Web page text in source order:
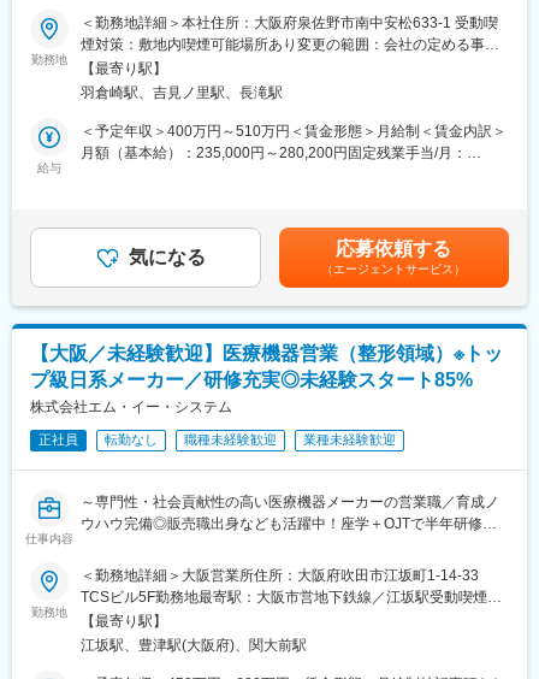
士・施工管理技士などの取得を積極サポートします。
■本ポジションの魅力・やりがい
・MRI室の電磁対策や病室の酸素アウトレット設置など一般建築
成を見届ける達成感は大きく、「いのちを守る人を支える環境づ
くり」に直接貢献できます。
るほか、プロジェクトマネジメント（CM）領域にも挑戦可能。大
規模案件の責任者、技術指導など将来的なキャリアの幅も広いで
す。
■募集背景
・医療機関の建替え・増改築が全国的に増加し、医療×建築に特化
した工事ニーズが拡大。専門性の高い「MF技術工事部」を強化
し、10名から30名体制を目指すため施工管理の経験者を募集しま
す。
＝求人のポイント＝
◇スポーツ領域／新市場の商品企画に挑戦
◇ゼロから形にする開発／裁量大きく推進できる
◇OEM・海外連携あり／グローバルな経験を獲得
■業務内容：
医療分野で培った知見をもとに、スポーツ・ウェルネス・アパレ
ル領域の新規商品開発を推進していきます。
◇市場リサーチ／競合調査／トレンド把握
◇商品コンセプトの企画・検討
◇OEMメーカー、海外ブランド、社内関係部署との調整・交渉
◇課題の整理、関係者への相談、次アクションの設定
※出張：海外の展示会が年に0～1回程度
国内：月0～1回（日帰り～1泊）程度
■業務の特徴：
◇未経験の場合でも、最初から一部業務をお任せする前提です。
◇このポジションは、決まった進め方があるというよりも、状況
に応じて考えながら進めていくスタイルの仕事です。周囲と相談
しながら取り組める方にフィットします。
■新ブランドの特徴：
◇スポーツ×ウェルネス領域／日常とパフォーマンス両方を支援
勤務地
＜勤務地詳細＞本社住所：大阪府泉佐野市南中安松633-1 受動喫
煙対策：敷地内喫煙可能場所あり変更の範囲：会社の定める事業
所【最寄り駅】
羽倉崎駅、吉見ノ里駅、長滝駅
給与
＜予定年収＞400万円～510万円＜賃金形態＞月給制＜賃金内訳＞
月額（基本給）：235,000円～280,200円固定残業手当/月：
年収は、スキル・ご経験によって変動します。■賞与：年2回支給
（昨年度実績：3ヶ月分／年）■給与改定：年1回賃金はあくまで
も目安の金額であり、選考を通じて上下する可能性があります。
月給(月額)は固定手当を含めた表記です。
気になる 応募依頼する
（エージェントサービス）
【大阪／未経験歓迎】医療機器営業（整形領域）※トッ
プ級日系メーカー／研修充実◎未経験スタート85%
株式会社エム・イー・システム
正社員 転勤なし 職種未経験歓迎 業種未経験歓迎
仕事内容
～専門性・社会貢献性の高い医療機器メーカーの営業職／育成ノ
ウハウ完備◎販売職出身なども活躍中！座学＋OJTで半年研修／
【業務内容】
上肢(指から肩関節まで)の治療のために手術で使用されるプレート
を中心とした医療機器営業です。
骨折に対応できる製品がメインですが、先天性疾患へのアプロー
チも重視しています。上肢に特化したメーカーとして、カスタマ
勤務地
＜勤務地詳細＞大阪営業所住所：大阪府吹田市江坂町1-14-33
TCSビル5F勤務地最寄駅：大阪市営地下鉄線／江坂駅受動喫煙対
策：屋内全面禁煙変更の範囲：会社の定める事業所（リモートワ
ーク含む）
【最寄り駅】
江坂駅、豊津駅(大阪府)、関大前駅